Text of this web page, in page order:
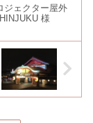
ジェクター屋外
様